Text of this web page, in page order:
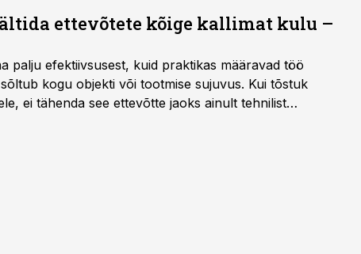
ettevõtete kõige kallimat kulu –
palju efektiivsusest, kuid praktikas määravad töö
kogu objekti või tootmise sujuvus. Kui tõstuk
ei tähenda see ettevõtte jaoks ainult tehnilist